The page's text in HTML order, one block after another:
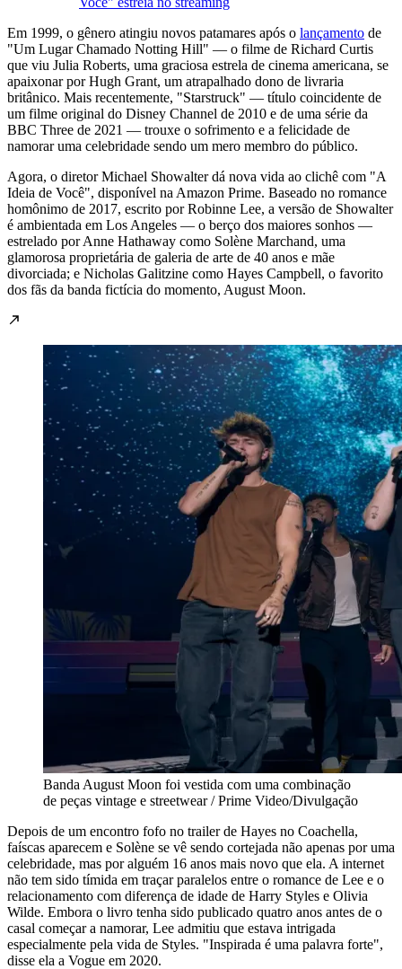
Em 1999, o gênero atingiu novos patamares após o lançamento de
"Um Lugar Chamado Notting Hill" — o filme de Richard Curtis
que viu Julia Roberts, uma graciosa estrela de cinema americana, se
apaixonar por Hugh Grant, um atrapalhado dono de livraria
britânico. Mais recentemente, "Starstruck" — título coincidente de
um filme original do Disney Channel de 2010 e de uma série da
BBC Three de 2021 — trouxe o sofrimento e a felicidade de
namorar uma celebridade sendo um mero membro do público.
Agora, o diretor Michael Showalter dá nova vida ao clichê com "A
Ideia de Você", disponível na Amazon Prime. Baseado no romance
homônimo de 2017, escrito por Robinne Lee, a versão de Showalter
é ambientada em Los Angeles — o berço dos maiores sonhos —
estrelado por Anne Hathaway como Solène Marchand, uma
glamorosa proprietária de galeria de arte de 40 anos e mãe
divorciada; e Nicholas Galitzine como Hayes Campbell, o favorito
dos fãs da banda fictícia do momento, August Moon.
Banda August Moon foi vestida com uma combinação
de peças vintage e streetwear / Prime Video/Divulgação
Depois de um encontro fofo no trailer de Hayes no Coachella,
faíscas aparecem e Solène se vê sendo cortejada não apenas por uma
celebridade, mas por alguém 16 anos mais novo que ela. A internet
não tem sido tímida em traçar paralelos entre o romance de Lee e o
relacionamento com diferença de idade de Harry Styles e Olivia
Wilde. Embora o livro tenha sido publicado quatro anos antes de o
casal começar a namorar, Lee admitiu que estava intrigada
especialmente pela vida de Styles. "Inspirada é uma palavra forte",
disse ela a Vogue em 2020.